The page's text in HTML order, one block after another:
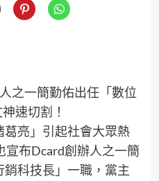
亮」引起社會大眾熱
宣布Dcard創辦人之一簡
科技長」一職，黨主